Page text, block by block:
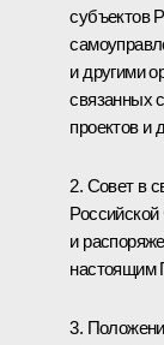
субъектов
и другими
связанных
проектов и
2. Совет в
и
настоящим
3.